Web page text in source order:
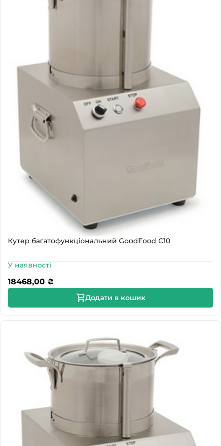
Кутер багатофункціональний GoodFood С10
У наявності
18468,00 ₴
Додати в кошик